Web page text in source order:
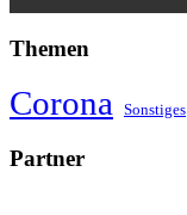
Themen
Corona Sonstiges
Partner